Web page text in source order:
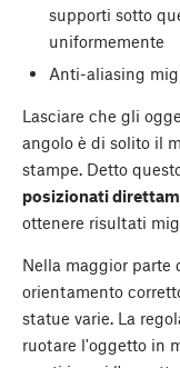
supporti sotto
uniformemente
Anti-aliasing
Lasciare che gli
angolo è di solito il
stampe. Detto
posizionati
ottenere risultati
Nella maggior parte
orientamento
statue varie. La
ruotare l'oggetto in